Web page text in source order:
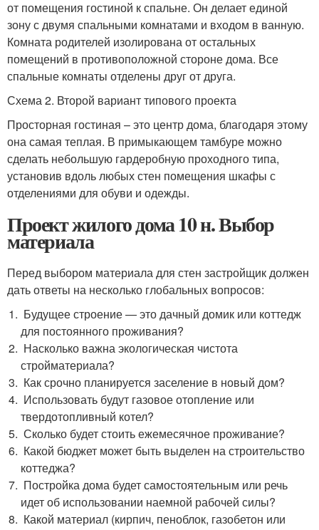
от помещения гостиной к спальне. Он делает единой
зону с двумя спальными комнатами и входом в ванную.
Комната родителей изолирована от остальных
помещений в противоположной стороне дома. Все
спальные комнаты отделены друг от друга.
Схема 2. Второй вариант типового проекта
Просторная гостиная – это центр дома, благодаря этому
она самая теплая. В примыкающем тамбуре можно
сделать небольшую гардеробную проходного типа,
установив вдоль любых стен помещения шкафы с
отделениями для обуви и одежды.
Проект жилого дома 10 н. Выбор
материала
Перед выбором материала для стен застройщик должен
дать ответы на несколько глобальных вопросов:
Будущее строение — это дачный домик или коттедж
для постоянного проживания?
Насколько важна экологическая чистота
стройматериала?
Как срочно планируется заселение в новый дом?
Использовать будут газовое отопление или
твердотопливный котел?
Сколько будет стоить ежемесячное проживание?
Какой бюджет может быть выделен на строительство
коттеджа?
Постройка дома будет самостоятельным или речь
идет об использовании наемной рабочей силы?
Какой материал (кирпич, пеноблок, газобетон или